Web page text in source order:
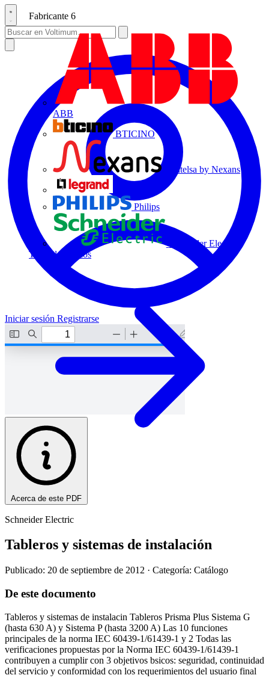
Fabricante 6
ABB
BTICINO
Centelsa by Nexans
Philips
Schneider Electric
Todos los socios
Iniciar sesión Registrarse
Acerca de este PDF
Schneider Electric
Tableros y sistemas de instalación
Publicado: 20 de septiembre de 2012 · Categoría: Catálogo
De este documento
Tableros y sistemas de instalacin Tableros Prisma Plus Sistema G
(hasta 630 A) y Sistema P (hasta 3200 A) Las 10 funciones
principales de la norma IEC 60439-1/61439-1 y 2 Todas las
verificaciones propuestas por la Norma IEC 60439-1/61439-1
contribuyen a cumplir con 3 objetivos bsicos: seguridad, continuidad
del servicio y conformidad con los requerimientos del usuario final